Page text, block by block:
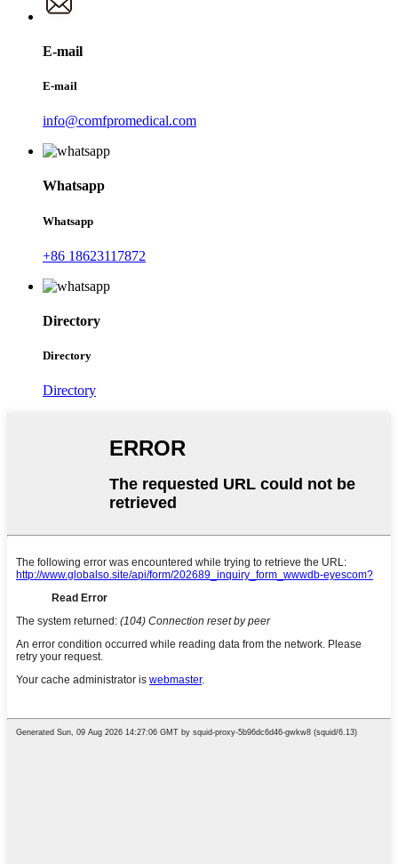
E-mail
E-mail
info@comfpromedical.com
Whatsapp
Whatsapp
+86 18623117872
Directory
Directory
Directory